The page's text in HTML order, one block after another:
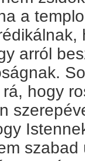
a
arról
hogy